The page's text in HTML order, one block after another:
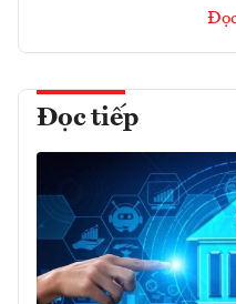
Đọc tiếp